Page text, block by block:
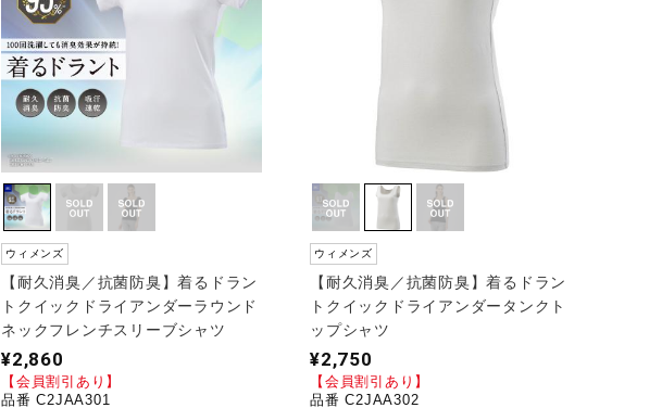
ウィメンズ
【耐久消臭／抗菌防臭】着るドラン
トクイックドライアンダーラウンド
ネックフレンチスリーブシャツ
¥2,860
【会員割引あり】
品番 C2JAA301
ウィメンズ
【耐久消臭／抗菌防臭】着るドラン
トクイックドライアンダータンクト
ップシャツ
¥2,750
【会員割引あり】
品番 C2JAA302